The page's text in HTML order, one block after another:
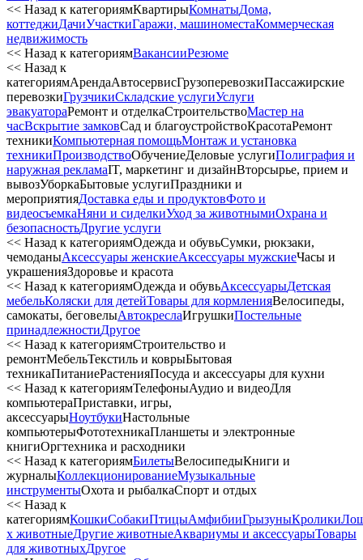
<< Назад к категориямКвартирыКомнатыДома,
коттеджиДачиУчасткиГаражи, машиноместаКоммерческая
недвижимость
<< Назад к категориямВакансииРезюме
<< Назад к
категориямАрендаАвтосервиcГрузоперевозкиПассажирские
перевозкиГрузчикиСкладские услугиУслуги
эвакуатораРемонт и отделкаСтроительствоМастер на
часВскрытие замковСад и благоустройствоКрасотаРемонт
техникиКомпьютерная помощьМонтаж и установка
техникиПроизводствоОбучениеДеловые услугиПолиграфия и
наружная рекламаIT, маркетинг и дизайнВторсырье, прием и
вывозУборкаБытовые услугиПраздники и
мероприятияДоставка еды и продуктовФото и
видеосъемкаНяни и сиделкиУход за животнымиОхрана и
безопасностьДругие услуги
<< Назад к категориямОдежда и обувьСумки, рюкзаки,
чемоданыАксессуары женскиеАксессуары мужскиеЧасы и
украшенияЗдоровье и красота
<< Назад к категориямОдежда и обувьАксессуарыДетская
мебельКоляски для детейТовары для кормленияВелосипеды,
самокаты, беговелыАвтокреслаИгрушкиПостельные
принадлежностиДругое
<< Назад к категориямСтроительство и
ремонтМебельТекстиль и коврыБытовая
техникаПитаниеРастенияПосуда и аксессуары для кухни
<< Назад к категориямТелефоныАудио и видеоДля
компьютераПриставки, игры,
аксессуарыНоутбукиНастольные
компьютерыФототехникаПланшеты и электронные
книгиОргтехника и расходники
<< Назад к категориямБилетыВелосипедыКниги и
журналыКоллекционированиеМузыкальные
инструментыОхота и рыбалкаСпорт и отдых
<< Назад к
категориямКошкиСобакиПтицыАмфибииГрызуныКролики
х животныеДругие животныеАквариумы и аксессуарыТовары
для животныхДругое